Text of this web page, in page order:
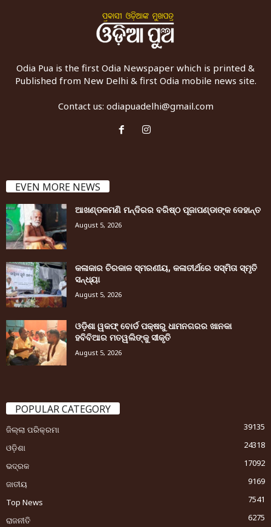
Odia Pua is the first Odia Newspaper which is printed &
Published from New Delhi & first Odia mobile news site.
Contact us: odiapuadelhi@gmail.com
EVEN MORE NEWS
ଆଖଣ୍ଡଳମଣି ମନ୍ଦିରର ବରିଷ୍ଠ ପୂଜାପଣ୍ଡାଙ୍କ ଦେହାନ୍ତ
August 5, 2026
କଳାକାର ଚିରକାଳ ସ୍ମରଣୀୟ, କଳାତୀର୍ଥରେ ସସ୍ମିତା ସ୍ମୃତି
ସନ୍ଧ୍ୟା
August 5, 2026
ଓଡ଼ିଶା ୱକଫ୍ ବୋର୍ଡ ପକ୍ଷରୁ ଧାମନଗରର ଖାନକା
ହବିବିଆର ମତୱଲିଙ୍କୁ ସୀକୃତି
August 5, 2026
POPULAR CATEGORY
ଜିଲ୍ଲା ପରିକ୍ରମା
39135
ଓଡ଼ିଶା
24318
ଭଦ୍ରକ
17092
ଜାତୀୟ
9169
Top News
7541
ରାଜନୀତି
6275